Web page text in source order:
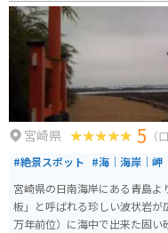
があるとされ、縁結びに関連す
幸彦・山幸彦」の神話に関連
スト」があります。 島全体が神社の境内とされ、弥生橋を渡って中央の社に
参拝できます。境内にはハー
磐境に願いを込めて土器の皿
はこれらで幸福を願う。青島
くの観光客で賑わっています。
宮崎県 5 （
#絶景スポット #海｜海岸｜岬
宮崎県の日南海岸にある青島
板」と呼ばれる珍しい波状岩
万年前位）に海中で出来た固